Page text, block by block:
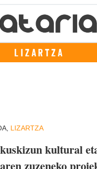
LIZARTZA
LIZARTZA
kultural